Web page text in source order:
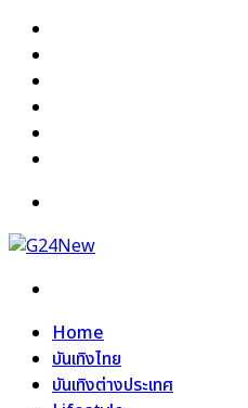
Home
บันเทิงไทย
บันเทิงต่างประเทศ